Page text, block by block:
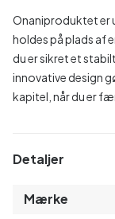
Onaniproduktet er
holdes på plads af
du er sikret et
innovative design
kapitel, når du er
Detaljer
Mærke